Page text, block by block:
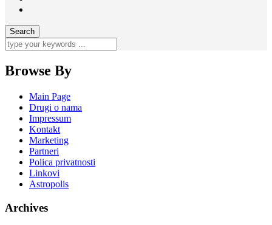
Browse By
Main Page
Drugi o nama
Impressum
Kontakt
Marketing
Partneri
Polica privatnosti
Linkovi
Astropolis
Archives